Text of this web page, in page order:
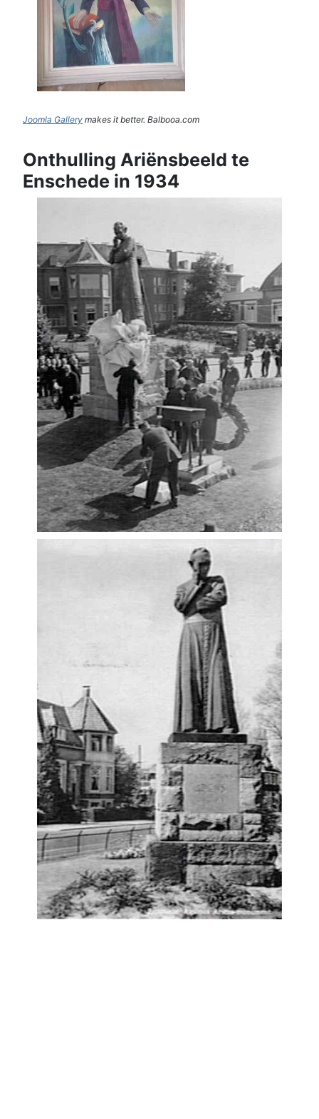
Joomla Gallery makes it better. Balbooa.com
Onthulling Ariënsbeeld te
Enschede in 1934